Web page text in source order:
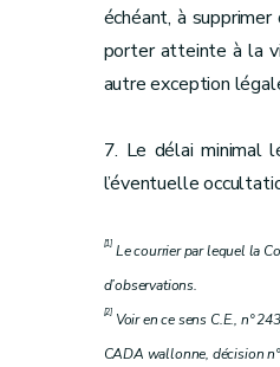
échéant, à
porter atteinte à la
autre exception
7. Le délai minimal
l’éventuelle
[1]Le courrier par lequel la
d’observations.
[2]Voir en ce sens C.E., n°
CADA wallonne, décision